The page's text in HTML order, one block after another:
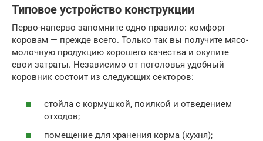
Типовое устройство конструкции
Перво-наперво запомните одно правило: комфорт
коровам — прежде всего. Только так вы получите мясо-
молочную продукцию хорошего качества и окупите
свои затраты. Независимо от поголовья удобный
коровник состоит из следующих секторов:
стойла с кормушкой, поилкой и отведением
отходов;
помещение для хранения корма (кухня);